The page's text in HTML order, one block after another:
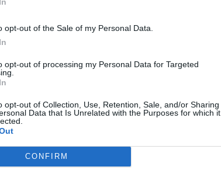
opt-out of the Sale of my Personal Data.
opt-out of processing my Personal Data for Targeted
opt-out of Collection, Use, Retention, Sale, and/or Sharing
Data that Is Unrelated with the Purposes for which it
CONFIRM
την
τη Δευτέρα 10
στη
– Από 3 έως 5